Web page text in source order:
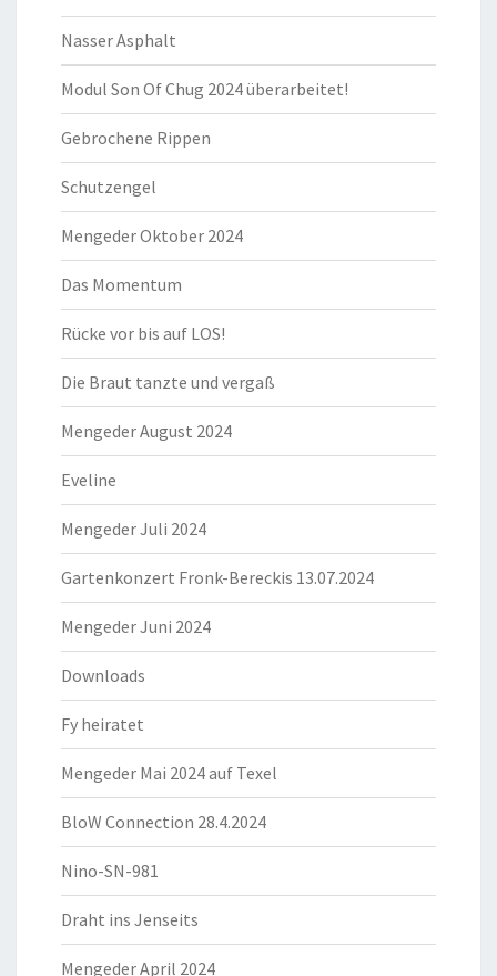
Nasser Asphalt
Modul Son Of Chug 2024 überarbeitet!
Gebrochene Rippen
Schutzengel
Mengeder Oktober 2024
Das Momentum
Rücke vor bis auf LOS!
Die Braut tanzte und vergaß
Mengeder August 2024
Eveline
Mengeder Juli 2024
Gartenkonzert Fronk-Bereckis 13.07.2024
Mengeder Juni 2024
Downloads
Fy heiratet
Mengeder Mai 2024 auf Texel
BloW Connection 28.4.2024
Nino-SN-981
Draht ins Jenseits
Mengeder April 2024